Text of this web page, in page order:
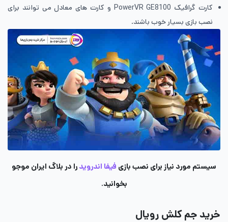
کارت گرافیک PowerVR GE8100 و کارت های معادل می توانند برای
نصب بازی بسیار خوب باشند.
سیستم مورد نیاز برای نصب بازی فیفا اندرویدرا در بلاگ ایران موجو
بخوانید.
خرید جم کلش رویال